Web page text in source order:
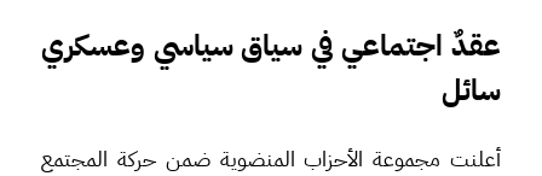
عقدٌ اجتماعي في سياق سياسي وعسكري
سائل
أعلنت مجموعة الأحزاب المنضوية ضمن حركة المجتمع